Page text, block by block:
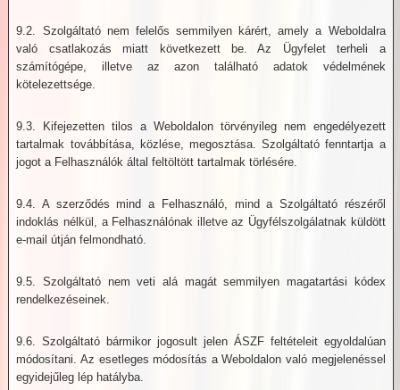
9.2. Szolgáltató nem felelős semmilyen kárért, amely a Weboldalra
való csatlakozás miatt következett be. Az Ügyfelet terheli a
számítógépe, illetve az azon található adatok védelmének
kötelezettsége.
9.3. Kifejezetten tilos a Weboldalon törvényileg nem engedélyezett
tartalmak továbbítása, közlése, megosztása. Szolgáltató fenntartja a
jogot a Felhasználók által feltöltött tartalmak törlésére.
9.4. A szerződés mind a Felhasználó, mind a Szolgáltató részéről
indoklás nélkül, a Felhasználónak illetve az Ügyfélszolgálatnak küldött
e-mail útján felmondható.
9.5. Szolgáltató nem veti alá magát semmilyen magatartási kódex
rendelkezéseinek.
9.6. Szolgáltató bármikor jogosult jelen ÁSZF feltételeit egyoldalúan
módosítani. Az esetleges módosítás a Weboldalon való megjelenéssel
egyidejűleg lép hatályba.